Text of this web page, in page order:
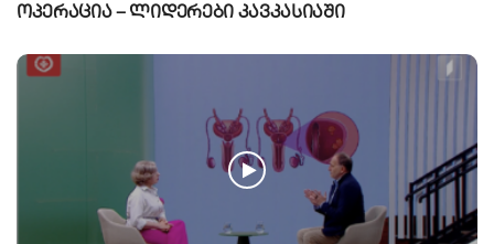
ოპერაცია – ლიდერები კავკასიაში